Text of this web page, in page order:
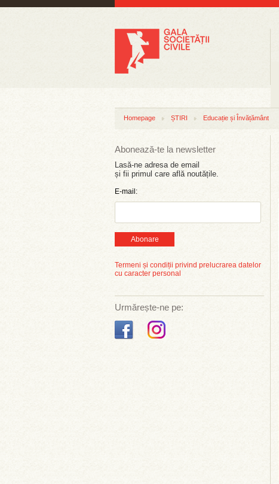
Homepage ȘTIRI Educație și Învățământ
Abonează-te la newsletter
Lasă-ne adresa de email
și fii primul care află noutățile.
E-mail:
Abonare
Termeni și condiții privind prelucrarea datelor
cu caracter personal
Urmărește-ne pe: